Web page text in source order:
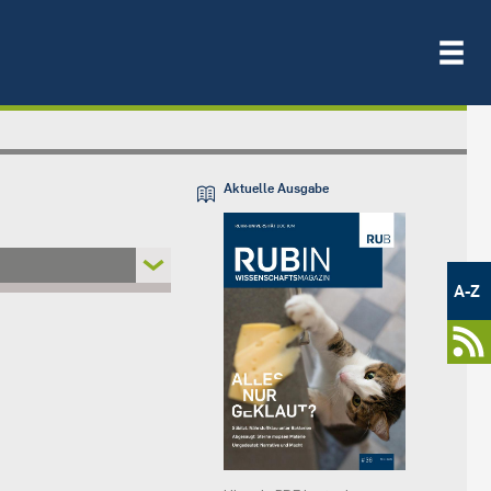
Metamenü
-
Newsportal
A-Z
Aktuelle Ausgabe